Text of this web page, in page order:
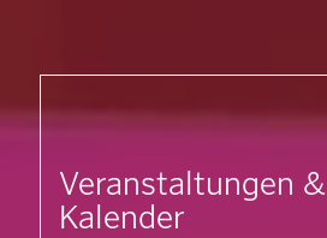
Veranstaltungen &
Kalender